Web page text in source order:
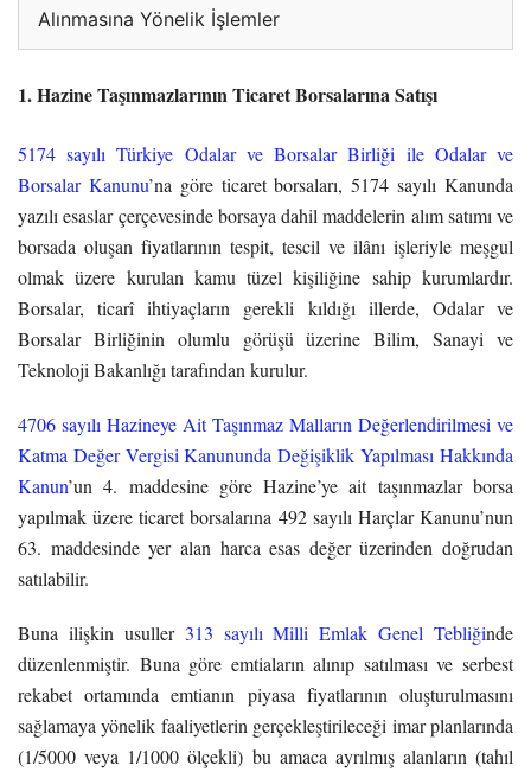
Alınmasına Yönelik İşlemler
1. Hazine Taşınmazlarının Ticaret Borsalarına Satışı
5174 sayılı Türkiye Odalar ve Borsalar Birliği ile Odalar ve
Borsalar Kanunu’na göre ticaret borsaları, 5174 sayılı Kanunda
yazılı esaslar çerçevesinde borsaya dahil maddelerin alım satımı ve
borsada oluşan fiyatlarının tespit, tescil ve ilânı işleriyle meşgul
olmak üzere kurulan kamu tüzel kişiliğine sahip kurumlardır.
Borsalar, ticarî ihtiyaçların gerekli kıldığı illerde, Odalar ve
Borsalar Birliğinin olumlu görüşü üzerine Bilim, Sanayi ve
Teknoloji Bakanlığı tarafından kurulur.
4706 sayılı Hazineye Ait Taşınmaz Malların Değerlendirilmesi ve
Katma Değer Vergisi Kanununda Değişiklik Yapılması Hakkında
Kanun’un 4. maddesine göre Hazine’ye ait taşınmazlar borsa
yapılmak üzere ticaret borsalarına 492 sayılı Harçlar Kanunu’nun
63. maddesinde yer alan harca esas değer üzerinden doğrudan
satılabilir.
Buna ilişkin usuller 313 sayılı Milli Emlak Genel Tebliğinde
düzenlenmiştir. Buna göre emtiaların alınıp satılması ve serbest
rekabet ortamında emtianın piyasa fiyatlarının oluşturulmasını
sağlamaya yönelik faaliyetlerin gerçekleştirileceği imar planlarında
(1/5000 veya 1/1000 ölçekli) bu amaca ayrılmış alanların (tahıl